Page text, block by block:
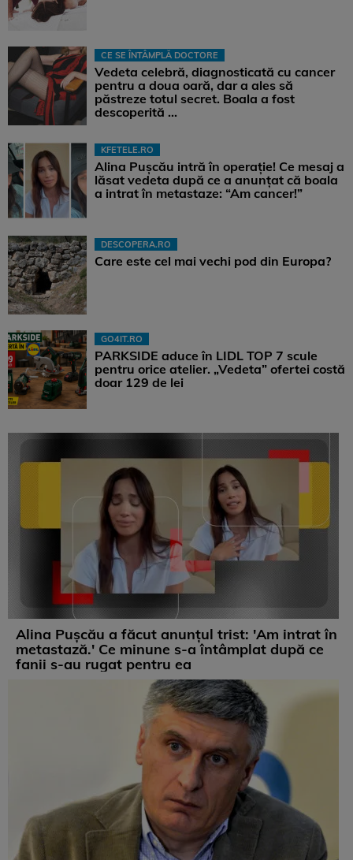
CE SE ÎNTÂMPLĂ DOCTORE
Vedeta celebră, diagnosticată cu cancer
pentru a doua oară, dar a ales să
păstreze totul secret. Boala a fost
descoperită ...
KFETELE.RO
Alina Pușcău intră în operație! Ce mesaj a
lăsat vedeta după ce a anunțat că boala
a intrat în metastaze: “Am cancer!”
DESCOPERA.RO
Care este cel mai vechi pod din Europa?
GO4IT.RO
PARKSIDE aduce în LIDL TOP 7 scule
pentru orice atelier. „Vedeta” ofertei costă
doar 129 de lei
Alina Pușcău a făcut anunțul trist: 'Am intrat în
metastază.' Ce minune s-a întâmplat după ce
fanii s-au rugat pentru ea